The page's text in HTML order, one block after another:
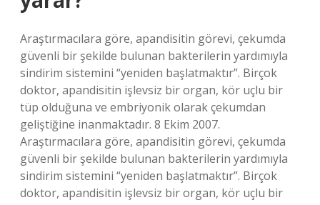
Araştırmacılara göre, apandisitin görevi, çekumda
güvenli bir şekilde bulunan bakterilerin yardımıyla
sindirim sistemini “yeniden başlatmaktır”. Birçok
doktor, apandisitin işlevsiz bir organ, kör uçlu bir
tüp olduğuna ve embriyonik olarak çekumdan
geliştiğine inanmaktadır. 8 Ekim 2007.
Araştırmacılara göre, apandisitin görevi, çekumda
güvenli bir şekilde bulunan bakterilerin yardımıyla
sindirim sistemini “yeniden başlatmaktır”. Birçok
doktor, apandisitin işlevsiz bir organ, kör uçlu bir